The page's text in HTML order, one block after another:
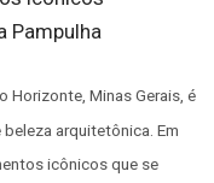
Pampulha
Horizonte, Minas Gerais, é
arquitetônica. Em
icônicos que se